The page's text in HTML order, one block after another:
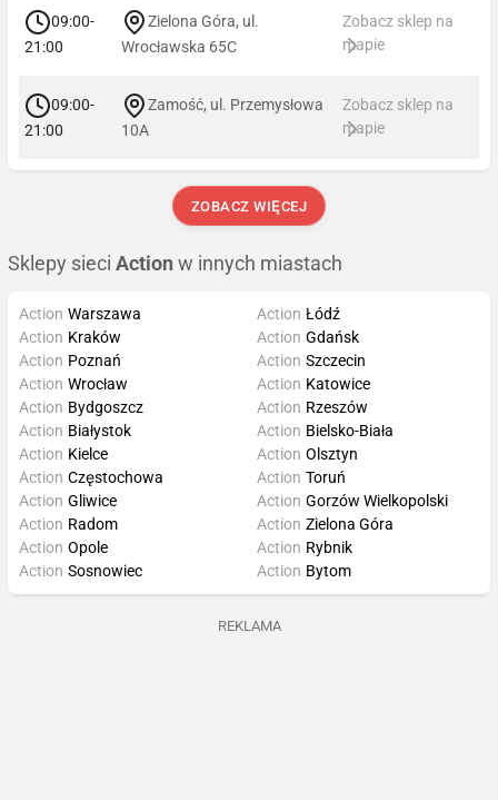
09:00-
21:00
Zielona Góra, ul.
Wrocławska 65C
Zobacz sklep na
mapie
09:00-
21:00
Zamość, ul. Przemysłowa
10A
Zobacz sklep na
mapie
ZOBACZ WIĘCEJ
Sklepy sieci Action w innych miastach
Action Warszawa
Action Kraków
Action Poznań
Action Wrocław
Action Łódź
Action Gdańsk
Action Szczecin
Action Katowice
Action Bydgoszcz
Action Białystok
Action Kielce
Action Częstochowa
Action Rzeszów
Action Bielsko-Biała
Action Olsztyn
Action Toruń
Action Gliwice
Action Radom
Action Opole
Action Sosnowiec
Action Gorzów Wielkopolski
Action Zielona Góra
Action Rybnik
Action Bytom
REKLAMA